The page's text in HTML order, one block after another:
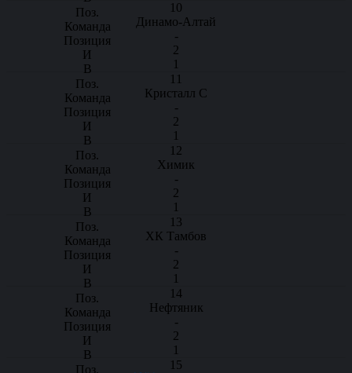
10
Динамо-Алтай
-
2
1
11
Кристалл С
-
2
1
12
Химик
-
2
1
13
ХК Тамбов
-
2
1
14
Нефтяник
-
2
1
15